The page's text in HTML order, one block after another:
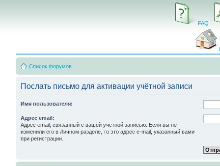
FAQ
Список форумов
Послать письмо для активации учётной записи
Имя пользователя:
Адрес email:
Адрес email, связанный с вашей учётной записью. Если вы не
изменили его в Личном разделе, то это адрес e-mail, указанный вами
при регистрации.